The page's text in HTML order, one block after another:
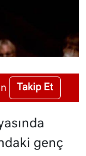
Takip Et
genç